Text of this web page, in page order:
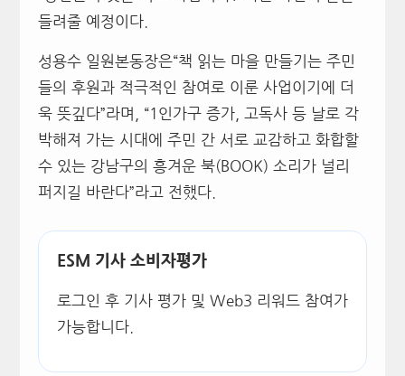
들려줄 예정이다.
성용수 일원본동장은“책 읽는 마을 만들기는 주민
들의 후원과 적극적인 참여로 이룬 사업이기에 더
욱 뜻깊다”라며, “1인가구 증가, 고독사 등 날로 각
박해져 가는 시대에 주민 간 서로 교감하고 화합할
수 있는 강남구의 흥겨운 북(BOOK) 소리가 널리
퍼지길 바란다”라고 전했다.
ESM 기사 소비자평가
로그인 후 기사 평가 및 Web3 리워드 참여가
가능합니다.